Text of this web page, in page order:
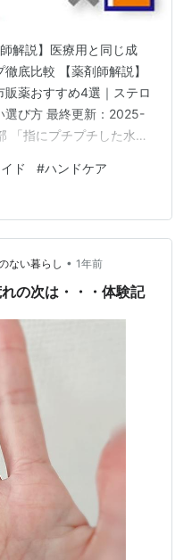
解説】医療用と同じ成
底比較 【薬剤師解説】
薬おすすめ4選｜ステロ
選び方 最終更新：2025-
「指にプチプチした水疱
く「手湿疹（主婦湿
保湿だけでなく、炎症
、薬剤師が「ステロイド
膏」など、症状レベルに
します。 💡 薬剤師の治
ド #ハンドケア
ない暮らし • 1年前
の次は・・・体験記